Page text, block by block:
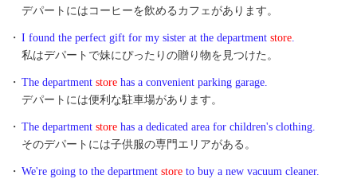
デパートにはコーヒーを飲めるカフェがあります。
・ I found the perfect gift for my sister at the department store.
私はデパートで妹にぴったりの贈り物を見つけた。
・ The department store has a convenient parking garage.
デパートには便利な駐車場があります。
・ The department store has a dedicated area for children's clothing.
そのデパートには子供服の専門エリアがある。
・ We're going to the department store to buy a new vacuum cleaner.